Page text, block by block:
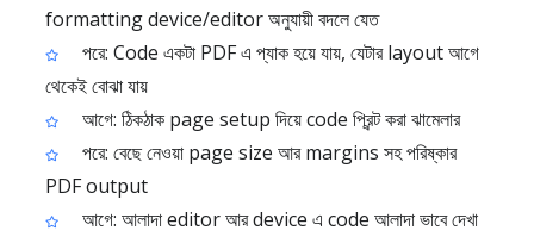
formatting device/editor অনুযায়ী বদলে যেত
পরে: Code একটা PDF এ প্যাক হয়ে যায়, যেটার layout আগে
থেকেই বোঝা যায়
আগে: ঠিকঠাক page setup দিয়ে code প্রিন্ট করা ঝামেলার
পরে: বেছে নেওয়া page size আর margins সহ পরিষ্কার
PDF output
আগে: আলাদা editor আর device এ code আলাদা ভাবে দেখা